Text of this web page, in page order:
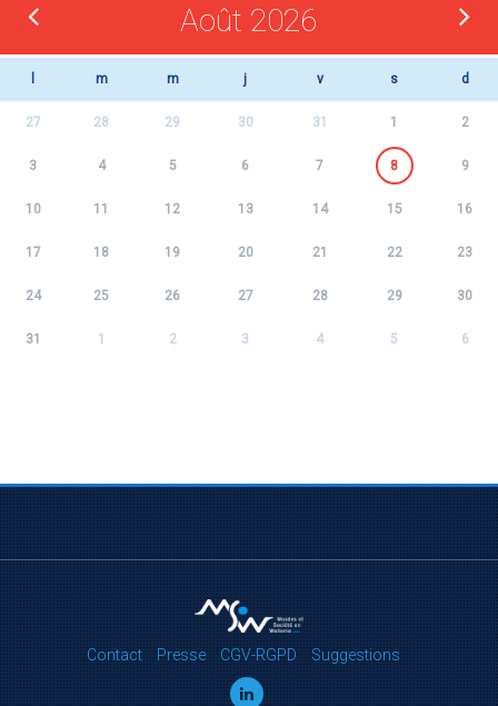
Août 2026
m m j v s d
27 28 29 30 31 1 2
3 4 5 6 7 8 9
10 11 12 13 14 15 16
17 18 19 20 21 22 23
24 25 26 27 28 29 30
31 1 2 3 4 5 6
Contact Presse CGV-RGPD Suggestions